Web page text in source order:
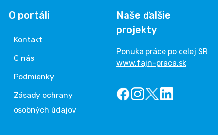
O portáli
Kontakt
O nás
Podmienky
Zásady ochrany
osobných údajov
Naše ďalšie
projekty
Ponuka práce po celej SR
www.fajn-praca.sk